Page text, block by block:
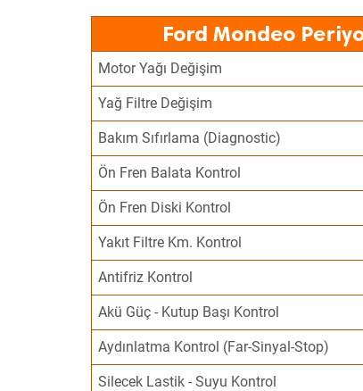
Ford Mondeo
Motor Yağı Değişim
Yağ Filtre Değişim
Bakım Sıfırlama (Diagnostic)
Ön Fren Balata Kontrol
Ön Fren Diski Kontrol
Yakıt Filtre Km. Kontrol
Antifriz Kontrol
Akü Güç - Kutup Başı Kontrol
Aydınlatma Kontrol (Far-Sinyal-Stop)
Silecek Lastik - Suyu Kontrol